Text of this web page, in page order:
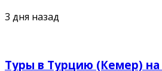
3 дня назад
Туры в Турцию (Кемер)